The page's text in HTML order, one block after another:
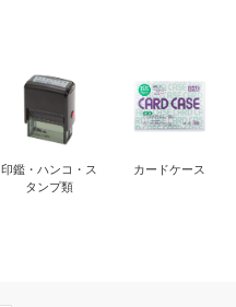
印鑑・ハンコ・ス
タンプ類
カードケース